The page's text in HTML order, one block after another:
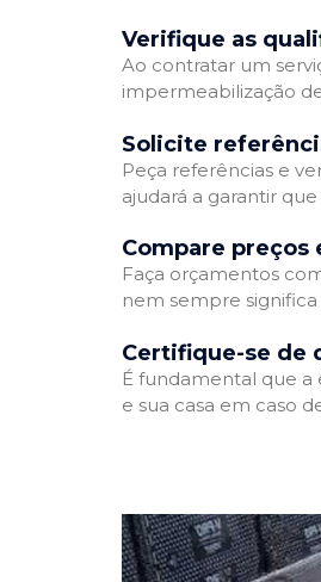
Verifique as
Ao contratar um
impermeabilização
Solicite
Peça referências e
ajudará a garantir
Compare
Faça orçamentos
nem sempre
Certifique-se de
É fundamental que a
e sua casa em caso